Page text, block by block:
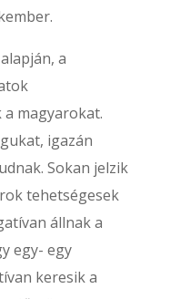
a
magyarokat.
igazán
Sokan jelzik
tehetségesek
állnak a
egy- egy
keresik a